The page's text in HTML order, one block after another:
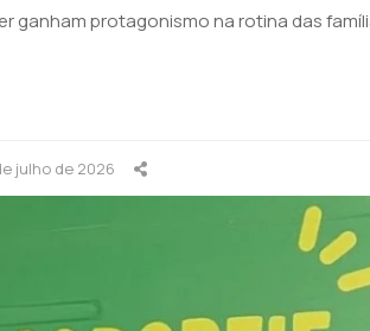
ganham protagonismo na rotina das
julho de 2026